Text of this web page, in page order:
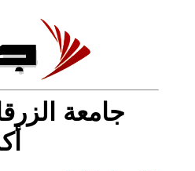
جامعة